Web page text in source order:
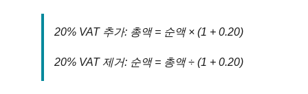
20% VAT 추가: 총액 = 순액 × (1 + 0.20)
20% VAT 제거: 순액 = 총액 ÷ (1 + 0.20)